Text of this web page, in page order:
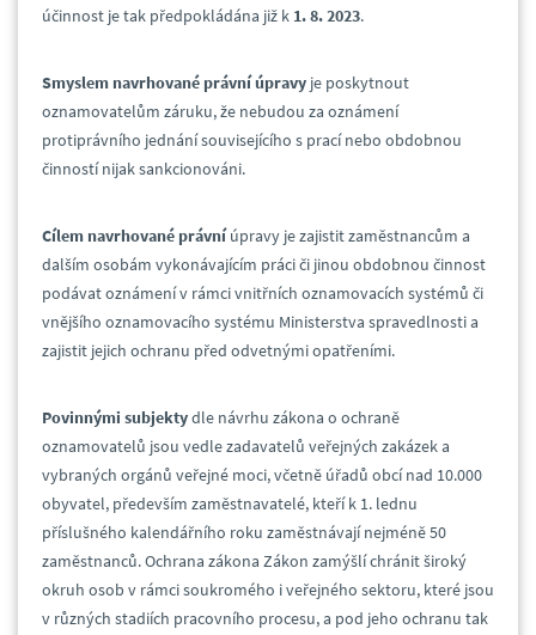
účinnost je tak předpokládána již k 1. 8. 2023.
Smyslem navrhované právní úpravy je poskytnout
oznamovatelům záruku, že nebudou za oznámení
protiprávního jednání souvisejícího s prací nebo obdobnou
činností nijak sankcionováni.
Cílem navrhované právníúpravy je zajistit zaměstnancům a
dalším osobám vykonávajícím práci či jinou obdobnou činnost
podávat oznámení v rámci vnitřních oznamovacích systémů či
vnějšího oznamovacího systému Ministerstva spravedlnosti a
zajistit jejich ochranu před odvetnými opatřeními.
Povinnými subjektydle návrhu zákona o ochraně
oznamovatelů jsou vedle zadavatelů veřejných zakázek a
vybraných orgánů veřejné moci, včetně úřadů obcí nad 10.000
obyvatel, především zaměstnavatelé, kteří k 1. lednu
příslušného kalendářního roku zaměstnávají nejméně 50
zaměstnanců. Ochrana zákona Zákon zamýšlí chránit široký
okruh osob v rámci soukromého i veřejného sektoru, které jsou
v různých stadiích pracovního procesu, a pod jeho ochranu tak